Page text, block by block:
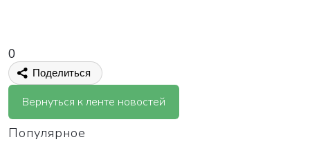
0
Поделиться
Вернуться к ленте новостей
Популярное